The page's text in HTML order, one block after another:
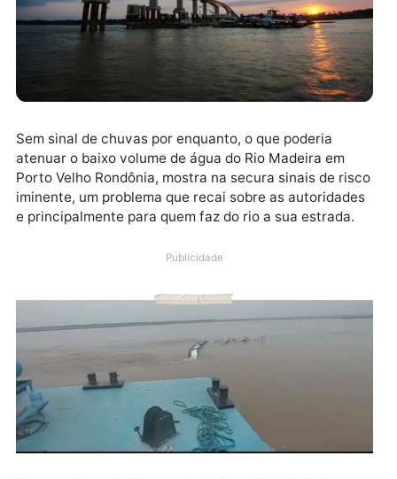
Sem sinal de chuvas por enquanto, o que poderia
Porto Velho Rondônia, mostra na secura sinais de
e principalmente para quem faz do rio a sua estrada.
Publicidade